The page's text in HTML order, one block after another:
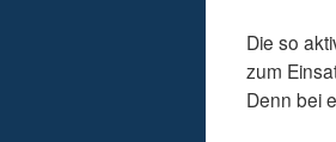
Die so
zum
Denn bei